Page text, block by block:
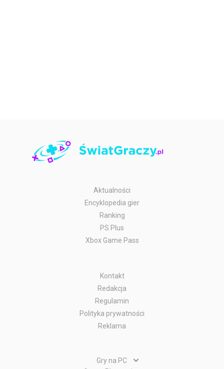
Aktualności
Encyklopedia gier
Ranking
PS Plus
Xbox Game Pass
Kontakt
Redakcja
Regulamin
Polityka prywatności
Reklama
Gry na PC